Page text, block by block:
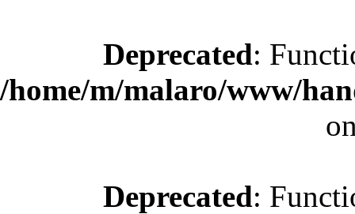
Deprecated:
/home/m/malaro/www/
Deprecated: